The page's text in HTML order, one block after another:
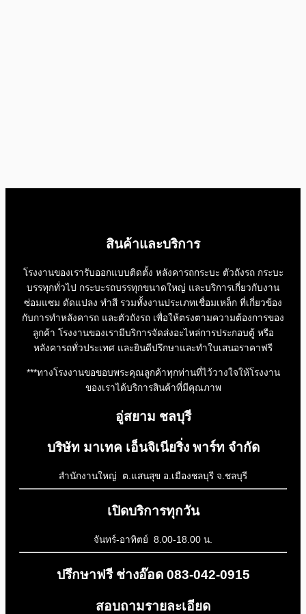
สินค้าและบริการ
โรงงานของเรารับออกแบบติดตั้ง หลังคารถกระบะ ตัวถังรถ กระบะ
บรรทุกทั่วไป กระบะรถบรรทุกขนาดใหญ่ และบริการเกี่ยวกับงาน
ซ่อมแซม ดัดแปลง ทำสี รวมทั้งงานประเภทเชื่อมเหล็ก ที่เกี่ยวข้อง
กับการทำหลังคารถ และตัวถังรถ เพื่อให้ตรงตามความต้องการของ
ลูกค้า โรงงานของเรามีบริการจัดส่งอะไหล่การประกอบตู้ หรือ
หลังคารถทั่วประเทศ และยินดีปรึกษาและทำใบเสนอราคาฟรี
***ทางโรงงานขอขอบพระคุณลูกค้าทุกท่านที่ไว้วางใจให้โรงงาน
ของเราได้บริการสินค้าที่มีคุณภาพ
อู่สยาม ชลบุรี
บริษัท มาเทค เอ็นจิเนียริ่ง พาร์ท จำกัด
สำนักงานใหญ่ ต.แสนสุข อ.เมืองชลบุรี จ.ชลบุรี
เปิดบริการทุกวัน
จันทร์-อาทิตย์ 8.00-18.00 น.
ปรึกษาฟรี ช่างอ๊อด 083-042-0915
สอบถามรายละเอียด